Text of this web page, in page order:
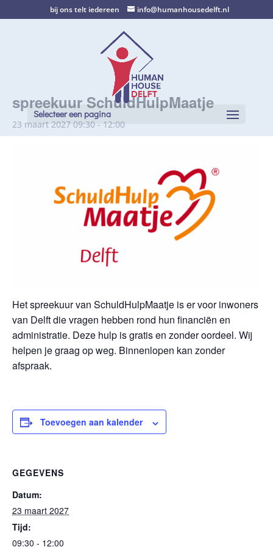
bij ons telt iedereen info@humanhousedelft.nl
Selecteer een pagina
spreekuur SchuldHulpMaatje
23 maart 2027 09:30 - 12:00
Het spreekuur van SchuldHulpMaatje is er voor inwoners
van Delft die vragen hebben rond hun financiën en
administratie. Deze hulp is gratis en zonder oordeel. Wij
helpen je graag op weg. Binnenlopen kan zonder
afspraak.
Toevoegen aan kalender
GEGEVENS
Datum:
23 maart 2027
Tijd:
09:30 - 12:00